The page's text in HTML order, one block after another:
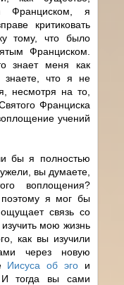
Франциском, я
критиковать
тому, что было
Франциском.
знает меня как
знаете, что я не
несмотря на то,
Франциска
учений
бы я полностью
вы думаете,
воплощения?
я мог бы
связь со
мою жизнь
как вы изучили
через новую
Иисуса об эго и
И тогда вы сами